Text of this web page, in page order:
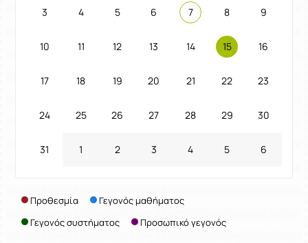
3 4 5 6 7 8 9
10 11 12 13 14 15 16
17 18 19 20 21 22 23
24 25 26 27 28 29 30
31 1 2 3 4 5 6
Προθεσμία
Γεγονός μαθήματος
Γεγονός συστήματος
Προσωπικό γεγονός